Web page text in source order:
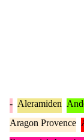
- Aleramiden
Aragon Provence